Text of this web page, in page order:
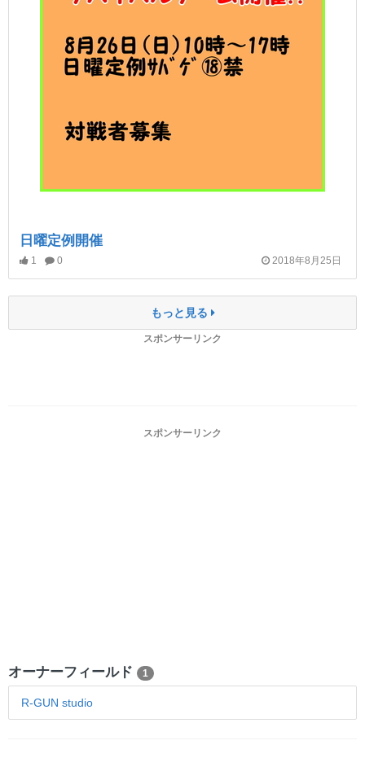
日曜定例開催
1 0 2018年8月25日
もっと見る
スポンサーリンク
スポンサーリンク
オーナーフィールド 1
R-GUN studio